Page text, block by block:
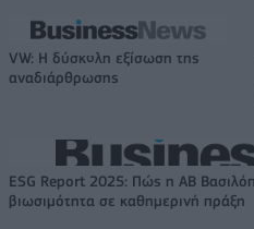
VW: Η δύσκολη εξίσωση της
αναδιάρθρωσης
ESG Report 2025: Πώς η ΑΒ
βιωσιμότητα σε καθημερινή πράξη